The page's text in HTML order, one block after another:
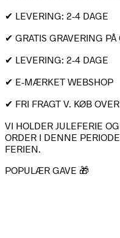
✔ LEVERING: 2-4 DAGE
✔ GRATIS GRAVERING PÅ
✔ LEVERING: 2-4 DAGE
✔ E-MÆRKET WEBSHOP
✔ FRI FRAGT V. KØB
VI HOLDER JULEFERIE
ORDER I DENNE
FERIEN.
POPULÆR GAVE 🎁